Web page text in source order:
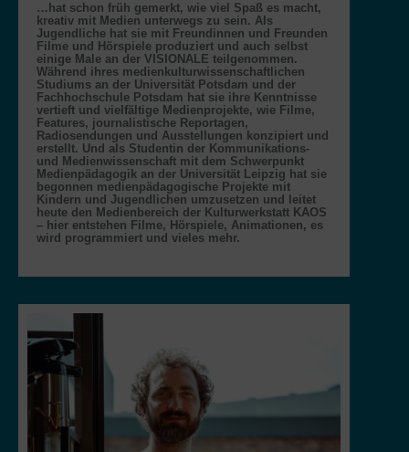
…hat schon früh gemerkt, wie viel Spaß es macht,
kreativ mit Medien unterwegs zu sein. Als
Jugendliche hat sie mit Freundinnen und Freunden
Filme und Hörspiele produziert und auch selbst
einige Male an der VISIONALE teilgenommen.
Während ihres medienkulturwissenschaftlichen
Studiums an der Universität Potsdam und der
Fachhochschule Potsdam hat sie ihre Kenntnisse
vertieft und vielfältige Medienprojekte, wie Filme,
Features, journalistische Reportagen,
Radiosendungen und Ausstellungen konzipiert und
erstellt. Und als Studentin der Kommunikations-
und Medienwissenschaft mit dem Schwerpunkt
Medienpädagogik an der Universität Leipzig hat sie
begonnen medienpädagogische Projekte mit
Kindern und Jugendlichen umzusetzen und leitet
heute den Medienbereich der Kulturwerkstatt KAOS
– hier entstehen Filme, Hörspiele, Animationen, es
wird programmiert und vieles mehr.